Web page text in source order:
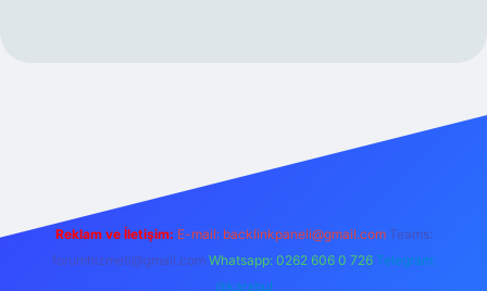
Reklam ve İletişim: E-mail: backlinkpaneli@gmail.com Teams:
forumhizmeti@gmail.com Whatsapp: 0262 606 0 726 Telegram:
@karabul